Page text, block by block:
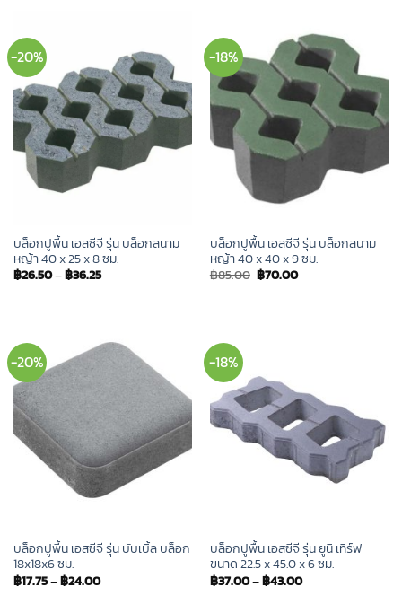
-20%
บล็อกปูพื้น เอสซีจี รุ่น บล็อกสนาม
หญ้า 40 x 25 x 8 ซม.
฿26.50–฿36.25
-18%
บล็อกปูพื้น เอสซีจี รุ่น บล็อกสนาม
หญ้า 40 x 40 x 9 ซม.
฿85.00 Original
price
฿70.00Current
-20%
บล็อกปูพื้น เอสซีจี รุ่น บับเบิ้ล บล็อก
18x18x6 ซม.
฿17.75–฿24.00
-18%
บล็อกปูพื้น เอสซีจี รุ่น ยูนิ เทิร์ฟ
ขนาด 22.5 x 45.0 x 6 ซม.
฿37.00–฿43.00